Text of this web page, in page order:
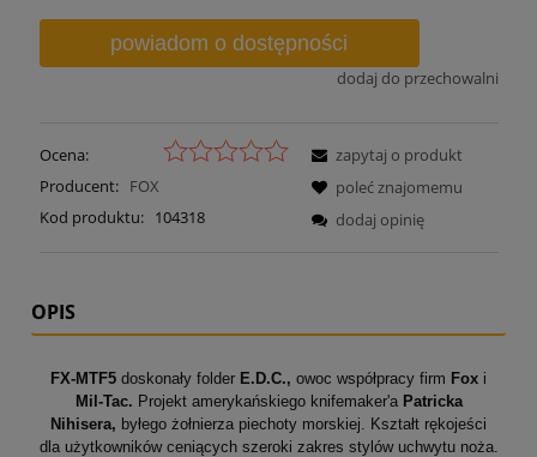
powiadom o dostępności
dodaj do przechowalni
Ocena:
Producent: FOX
Kod produktu: 104318
zapytaj o produkt
poleć znajomemu
dodaj opinię
OPIS
FX-MTF5 doskonały folder E.D.C., owoc współpracy firm Fox i
Mil-Tac. Projekt amerykańskiego knifemaker'aPatricka
Nihisera, byłego żołnierza piechoty morskiej. Kształt rękojeści
dla użytkowników ceniących szeroki zakres stylów uchwytu noża.